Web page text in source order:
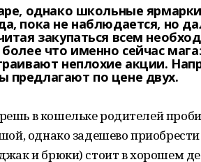
однако школьные
пока не наблюдается, но
закупаться всем
что именно сейчас
неплохие акции.
по цене двух.
в кошельке родителей
однако задешево
и брюки) стоит в хорошем